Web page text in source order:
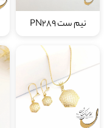
نیم ست PN289